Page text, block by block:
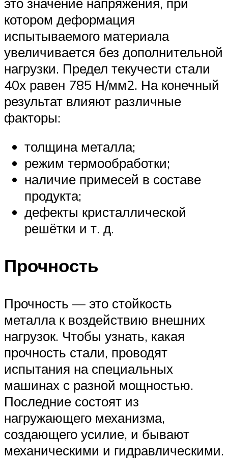
котором деформация
испытываемого материала
увеличивается без дополнительной
нагрузки. Предел текучести стали
40х равен 785 Н/мм2. На конечный
результат влияют различные
факторы:
толщина металла;
режим термообработки;
наличие примесей в составе
продукта;
дефекты кристаллической
решётки и т. д.
Прочность
Прочность — это стойкость
металла к воздействию внешних
нагрузок. Чтобы узнать, какая
прочность стали, проводят
испытания на специальных
машинах с разной мощностью.
Последние состоят из
нагружающего механизма,
создающего усилие, и бывают
механическими и гидравлическими.